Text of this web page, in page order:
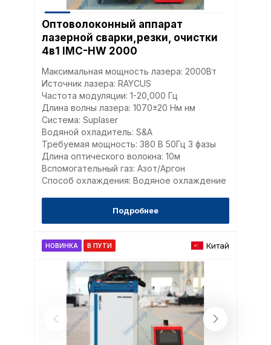
Оптоволоконный аппарат
лазерной сварки,резки, очистки
4в1 IMC-HW 2000
Максимальная мощность лазера: 2000Вт
Источник лазера: RAYCUS
Частота модуляции: 1-20,000 Гц
Длина волны лазера: 1070±20 Нм нм
Система: Suplaser
Водяной охладитель: S&A
Требуемая мощность: 380 В 50Гц 3 фазы
Длина оптического волокна: 10м
Вспомогательный газ: Азот/Аргон
Способ охлаждения: Водяное охлаждение
Подробнее
НОВИНКА В ПУТИ Китай